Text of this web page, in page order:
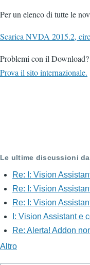
Per un elenco di tutte le
Scarica NVDA 2015.2,
Problemi con il Download?
Prova il sito internazionale.
Le ultime discussioni
Re: I: Vision
Re: I: Vision
Re: I: Vision
I: Vision Assistant e
Re: Alerta! Addon
Altro